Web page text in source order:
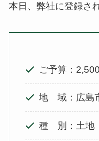
本日、弊社に登録さ
ご予算：
地 域：広島
種 別：土地